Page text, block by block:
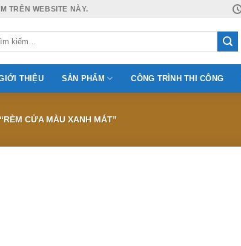
TRÊN WEBSITE NÀY.
THIỆU SẢN PHẨM CÔNG TRÌNH THI CÔNG
CỬA MÀU XANH MÁT”